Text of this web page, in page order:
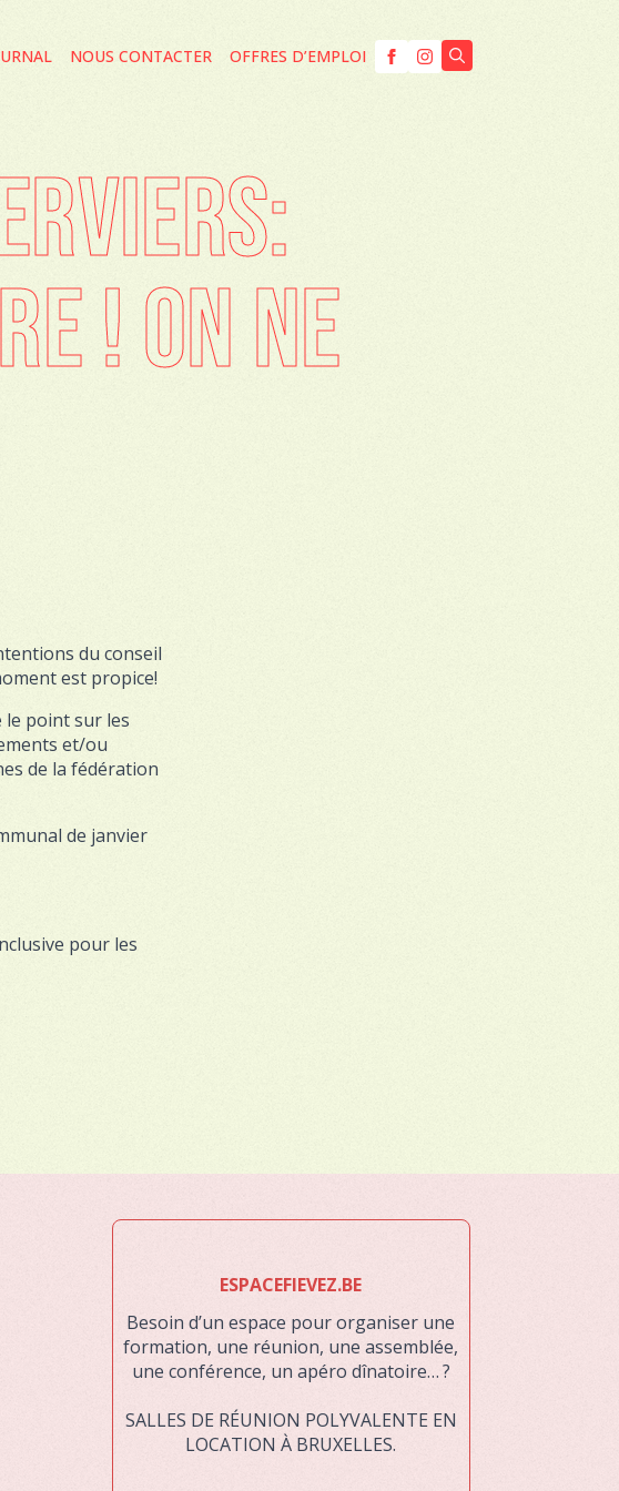
NOUS CONTACTER OFFRES D’EMPLOI
! ON NE
du conseil
est propice!
le point sur les
et/ou
de la fédération
de janvier
pour les
ESPACEFIEVEZ.BE
Besoin d’un espace pour organiser une
formation, une réunion, une assemblée,
une conférence, un apéro dînatoire… ?
SALLES DE RÉUNION POLYVALENTE EN
LOCATION À BRUXELLES.